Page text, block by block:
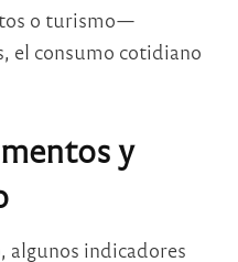
o turismo—
el consumo cotidiano
y
algunos indicadores